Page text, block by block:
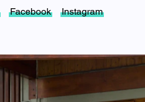
Facebook Instagram